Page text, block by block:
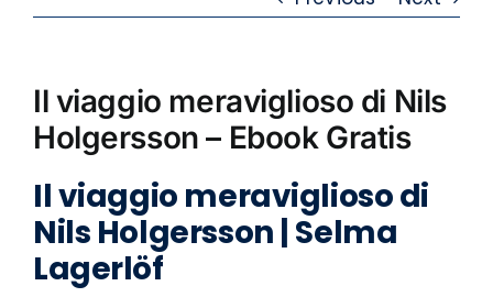
Il viaggio meraviglioso di Nils
Holgersson – Ebook Gratis
Il viaggio meraviglioso di
Nils Holgersson | Selma
Lagerlöf